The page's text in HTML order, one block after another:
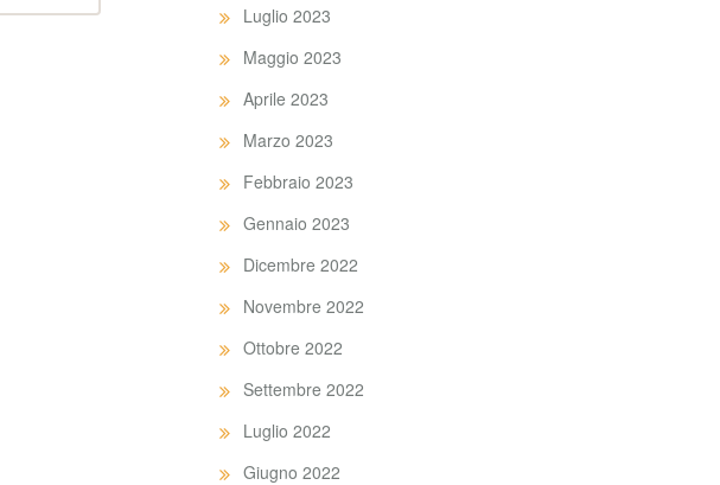
Luglio 2023
Maggio 2023
Aprile 2023
Marzo 2023
Febbraio 2023
Gennaio 2023
Dicembre 2022
Novembre 2022
Ottobre 2022
Settembre 2022
Luglio 2022
Giugno 2022